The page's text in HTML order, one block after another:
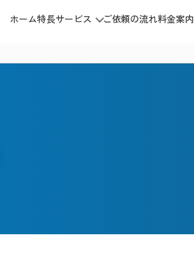
ホーム特長サービス ご依頼の流れ料金案内